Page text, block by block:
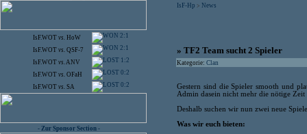
IsF.WOT vs. HoW 2:1
IsF.WOT vs. QSF-7 2:1
IsF.WOT vs.ANV 1:2
IsF.WOT vs. OFaH 0:2
IsF.WOT vs. SA 0:2
- Zur Sponsor Section -
IsF-Hp > News
» TF2 Team sucht 2 Spieler
Kategorie: Clan
Gestern sind die Spieler smooth und
Admin dasein nicht mehr die nötige
Deshalb suchen wir nun zwei neue
Was wir euch bieten: